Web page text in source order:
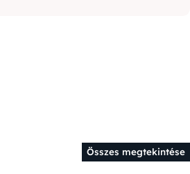
Összes megtekintése